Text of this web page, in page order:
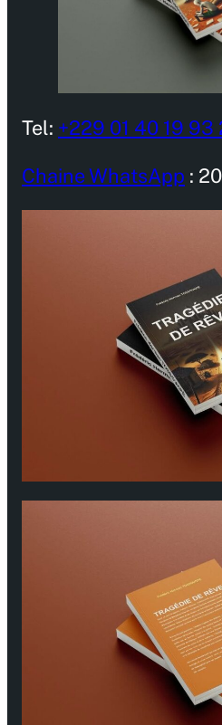
Tel: +229 01 40 19 93
Chaine WhatsApp :